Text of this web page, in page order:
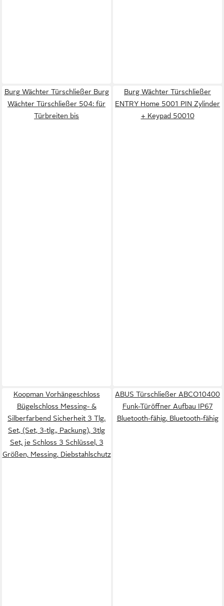
Burg Wächter Türschließer Burg
Wächter Türschließer 504: für
Türbreiten bis
Burg Wächter Türschließer
ENTRY Home 5001 PIN Zylinder
+ Keypad 50010
Koopman Vorhängeschloss
Bügelschloss Messing- &
Silberfarbend Sicherheit 3 Tlg.
Set, (Set, 3-tlg., Packung), 3tlg
Set, je Schloss 3 Schlüssel, 3
Größen, Messing, Diebstahlschutz
ABUS Türschließer ABCO10400
Funk-Türöffner Aufbau IP67
Bluetooth-fähig, Bluetooth-fähig